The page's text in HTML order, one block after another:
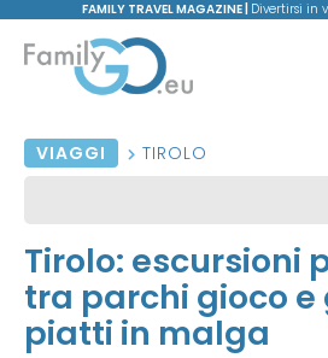
FAMILY TRAVEL MAGAZINE | Divertirsi in
VIAGGI TIROLO
Tirolo: escursioni
tra parchi gioco e
piatti in malga